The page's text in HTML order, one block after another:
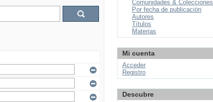
Comunidades & Colecciones
Por fecha de publicación
Autores
Títulos
Materias
Mi cuenta
Acceder
Registro
Descubre